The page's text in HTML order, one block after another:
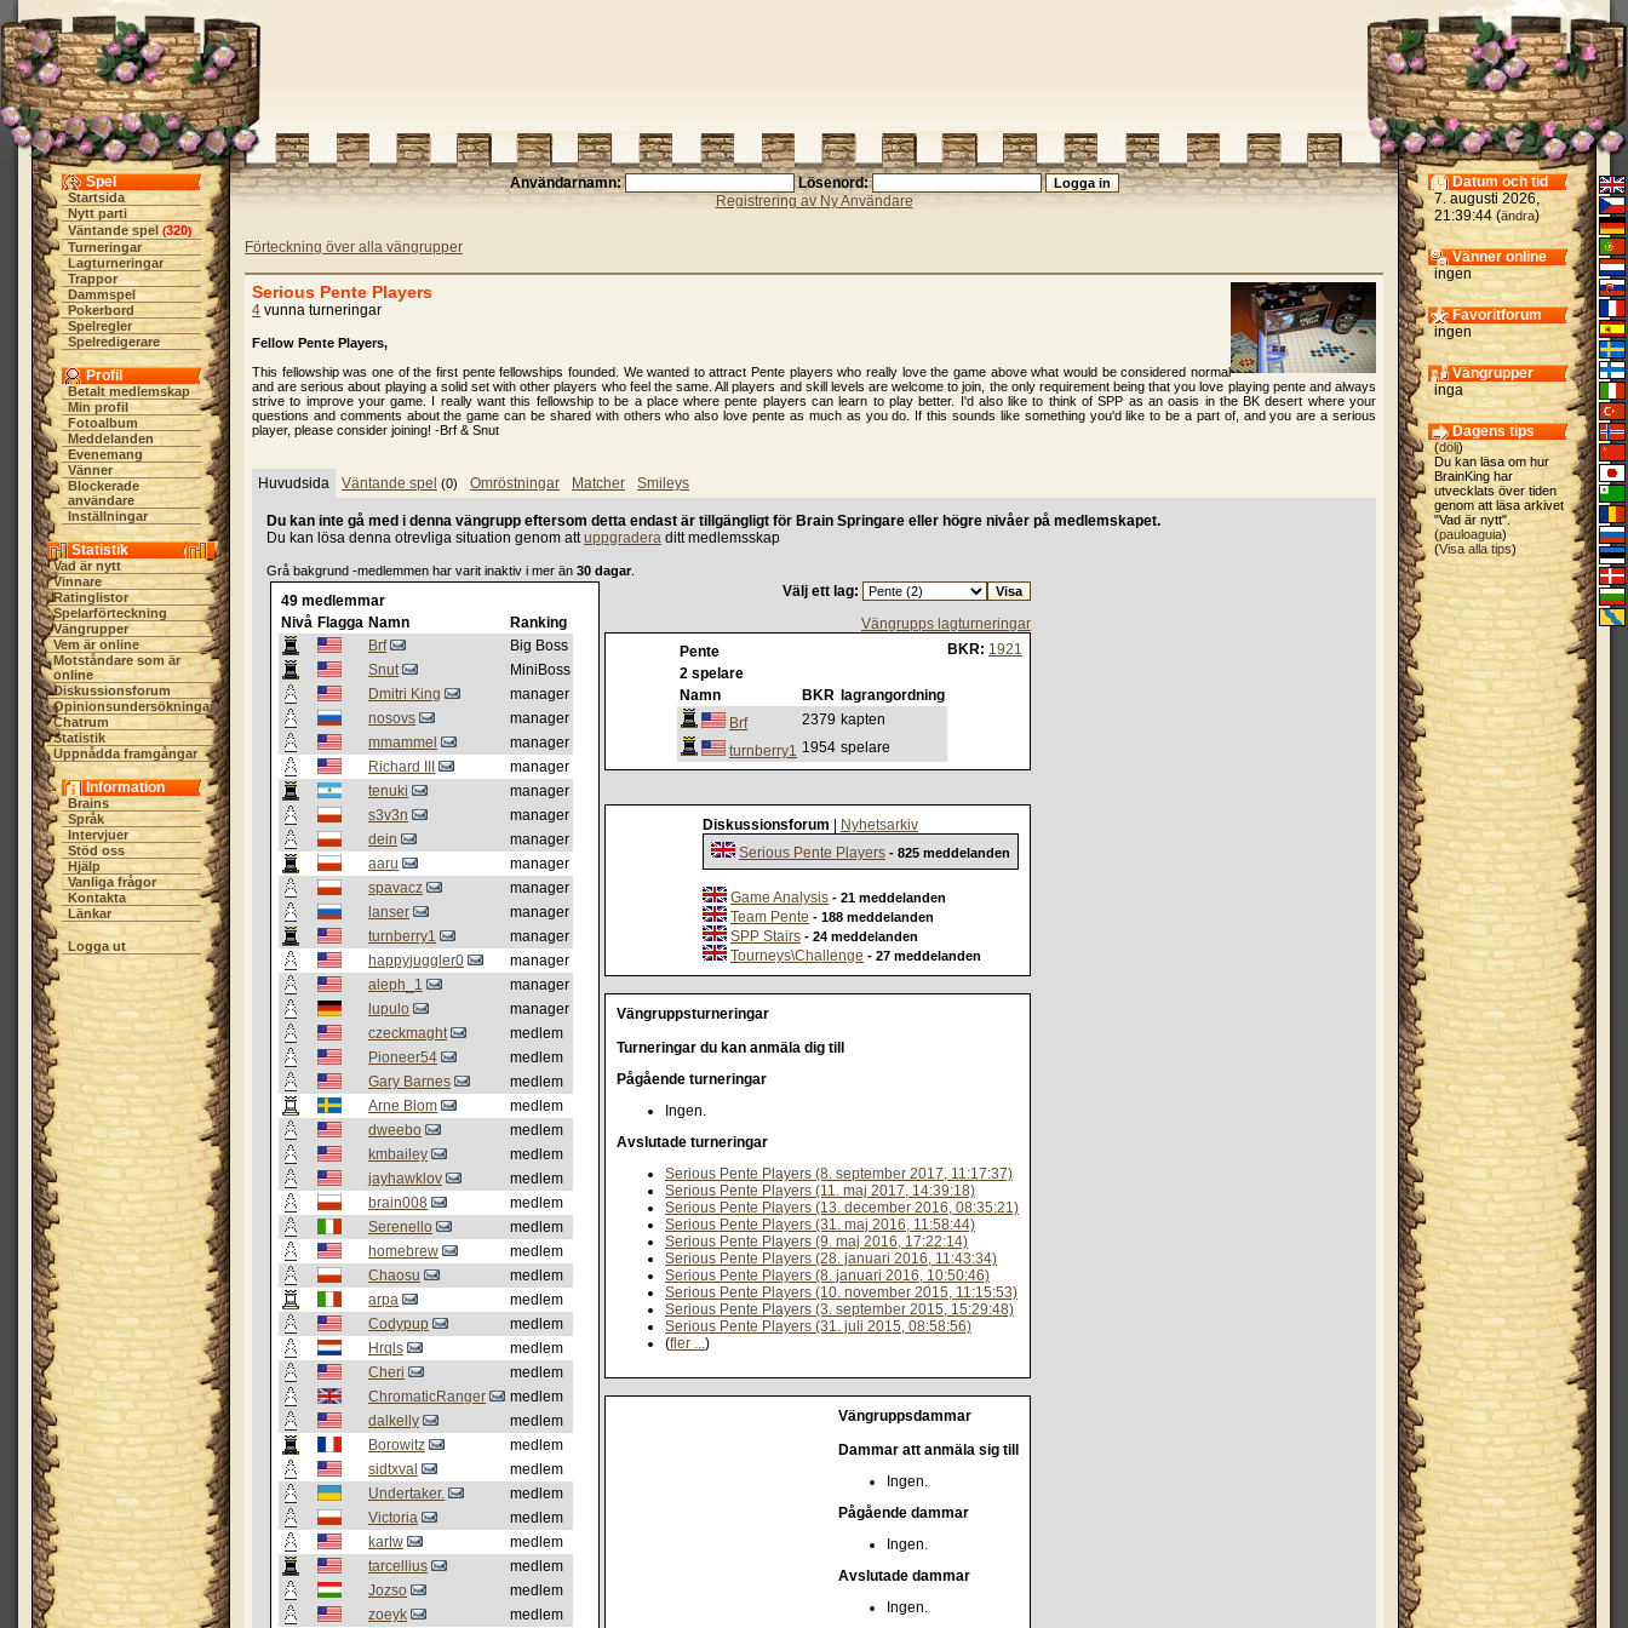
Spel
Startsida
Nytt parti
Väntande spel (320)
Turneringar
Lagturneringar
Trappor
Dammspel
Pokerbord
Spelregler
Spelredigerare
Profil
Betalt medlemskap
Min profil
Fotoalbum
Meddelanden
Evenemang
Vänner
Blockerade
användare
Inställningar
Statistik
Vad är nytt
Vinnare
Ratinglistor
Spelarförteckning
Vängrupper
Vem är online
Motståndare som är
online
Diskussionsforum
Opinionsundersökningar
Chatrum
Statistik
Uppnådda framgångar
Information
Brains
Språk
Intervjuer
Stöd oss
Hjälp
Vanliga frågor
Kontakta
Länkar
Logga ut
Användarnamn:
Lösenord:
Registrering av Ny Användare
Förteckning över alla vängrupper
Serious Pente Players
4 vunna turneringar
Fellow Pente Players,
This fellowship was one of the first pente fellowships founded. We wanted to attract Pente players who really love the game above what would be considered normal
and are serious about playing a solid set with other players who feel the same. All players and skill levels are welcome to join, the only requirement being that you love playing pente and always
strive to improve your game. I really want this fellowship to be a place where pente players can learn to play better. I'd also like to think of SPP as an oasis in the BK desert where your
questions and comments about the game can be shared with others who also love pente as much as you do. If this sounds like something you'd like to be a part of, and you are a serious
player, please consider joining! -Brf & Snut
Huvudsida Väntande spel (0) Omröstningar Matcher Smileys
Du kan inte gå med i denna vängrupp eftersom detta endast är tillgängligt för Brain Springare eller högre nivåer på medlemskapet.
Du kan lösa denna otrevliga situation genom attuppgradera ditt medlemsskap
Grå bakgrund -medlemmen har varit inaktiv i mer än 30 dagar
49 medlemmar
Nivå Flagga Namn
Ranking
Brf
Big Boss
Snut
MiniBoss
Dmitri King
manager
nosovs
manager
mmammel
manager
Richard III
manager
tenuki
manager
s3v3n
manager
dein
manager
aaru
manager
spavacz
manager
lanser
manager
turnberry1
manager
happyjuggler0
manager
aleph_1
manager
lupulo
manager
czeckmaght
medlem
Pioneer54
medlem
Gary Barnes
medlem
Arne Blom
medlem
dweebo
medlem
kmbailey
medlem
jayhawklov
medlem
brain008
medlem
Serenello
medlem
homebrew
medlem
Chaosu
medlem
arpa
medlem
Codypup
medlem
Hrqls
medlem
Cheri
medlem
ChromaticRanger
medlem
dalkelly
medlem
Borowitz
medlem
sidtxval
medlem
Undertaker.
medlem
Viсtoria
medlem
karlw
medlem
tarcellius
medlem
Jozso
medlem
zoeyk
medlem
Välj ett lag:
Vängrupps lagturneringar
BKR: 1921
Pente
2 spelare
Namn
BKR lagrangordning
Brf
2379 kapten
turnberry1 1954 spelare
Diskussionsforum
Nyhetsarkiv
Serious Pente Players - 825 meddelanden
Game Analysis - 21 meddelanden
Team Pente - 188 meddelanden
SPP Stairs - 24 meddelanden
Tourneys\Challenge - 27 meddelanden
Vängruppsturneringar
Turneringar du kan anmäla dig till
Pågående turneringar
Ingen.
Avslutade turneringar
Serious Pente Players (8. september 2017, 11:17:37)
Serious Pente Players (11. maj 2017, 14:39:18)
Serious Pente Players (13. december 2016, 08:35:21)
Serious Pente Players (31. maj 2016, 11:58:44)
Serious Pente Players (9. maj 2016, 17:22:14)
Serious Pente Players (28. januari 2016, 11:43:34)
Serious Pente Players (8. januari 2016, 10:50:46)
Serious Pente Players (10. november 2015, 11:15:53)
Serious Pente Players (3. september 2015, 15:29:48)
Serious Pente Players (31. juli 2015, 08:58:56)
(fler ...)
Vängruppsdammar
Dammar att anmäla sig till
Ingen.
Pågående dammar
Ingen.
Avslutade dammar
Ingen.
Datum och tid
7. augusti 2026,
21:39:44 (ändra)
Vänner online
ingen
Favoritforum
ingen
Vängrupper
inga
Dagens tips
(dölj)
Du kan läsa om hur
BrainKing har
utvecklats över tiden
genom att läsa arkivet
"Vad är nytt".
(pauloaguia)
(Visa alla tips)